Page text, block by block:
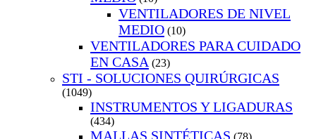
VENTILADORES DE NIVEL
MEDIO (10)
VENTILADORES PARA CUIDADO
EN CASA (23)
STI - SOLUCIONES QUIRÚRGICAS
(1049)
INSTRUMENTOS Y LIGADURAS
(434)
MALLAS SINTÉTICAS